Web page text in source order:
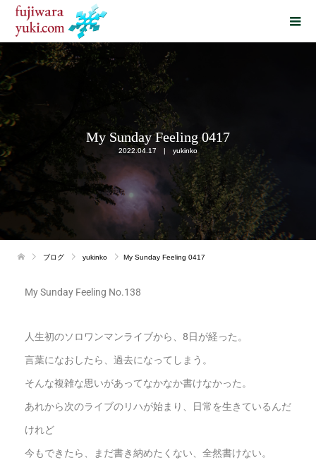
My Sunday Feeling 0417
2022.04.17 yukinko
ブログ yukinko My Sunday Feeling 0417
My Sunday Feeling No.138
人生初のソロワンマンライブから、8日が経った。
言葉になおしたら、過去になってしまう。
そんな複雑な思いがあってなかなか書けなかった。
あれから次のライブのリハが始まり、日常を生きているんだ
けれど
今もできたら、まだ書き納めたくない、全然書けない。